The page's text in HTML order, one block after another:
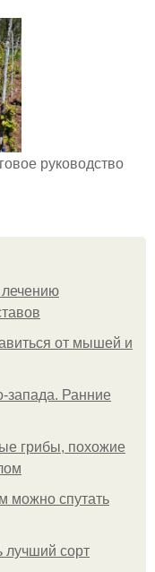
руководство
от мышей и
запада. Ранние
грибы, похожие
можно спутать
лучший сорт